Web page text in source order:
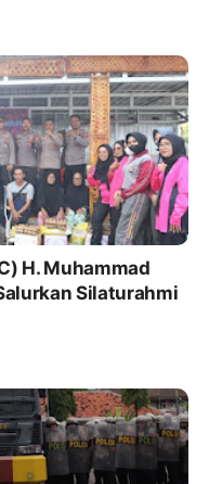
H. Muhammad
Silaturahmi